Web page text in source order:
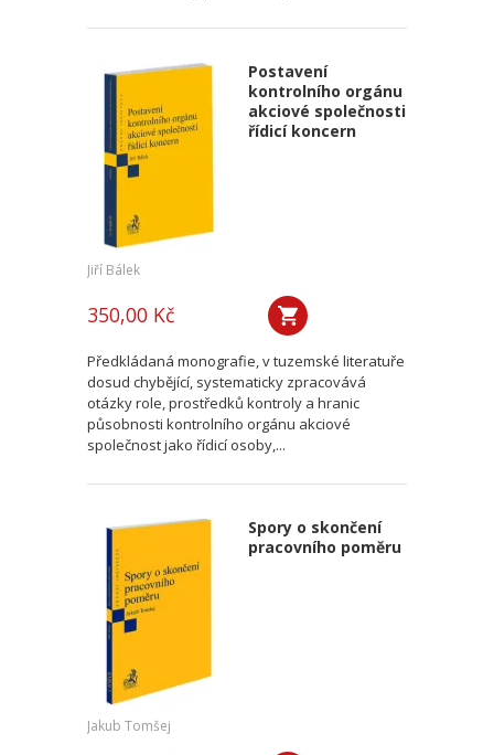
Postavení
kontrolního orgánu
akciové společnosti
řídicí koncern
Jiří Bálek
350,00 Kč
Předkládaná monografie, v tuzemské literatuře
dosud chybějící, systematicky zpracovává
otázky role, prostředků kontroly a hranic
působnosti kontrolního orgánu akciové
společnost jako řídicí osoby,...
Spory o skončení
pracovního poměru
Jakub Tomšej